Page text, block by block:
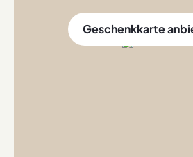
Geschenkkarte